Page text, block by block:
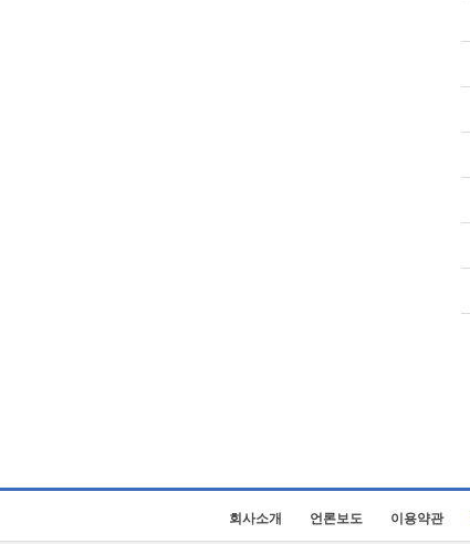
회사소개 언론보도 이용약관